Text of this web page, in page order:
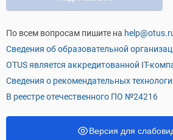
По всем вопросам пишите на
Сведения об образовательной
OTUS является аккредитованной IT-
Сведения о рекомендательных
В реестре отечественного ПО №24216
Версия для